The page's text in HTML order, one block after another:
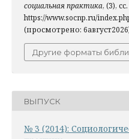
социальная практика, (3),
https://www.socnp.ru/
(просмотрено:
Другие форматы
ВЫПУСК
№ 3 (2014):